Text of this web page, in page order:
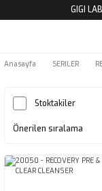
GIGI
Anasayfa SERILER
Stoktakiler